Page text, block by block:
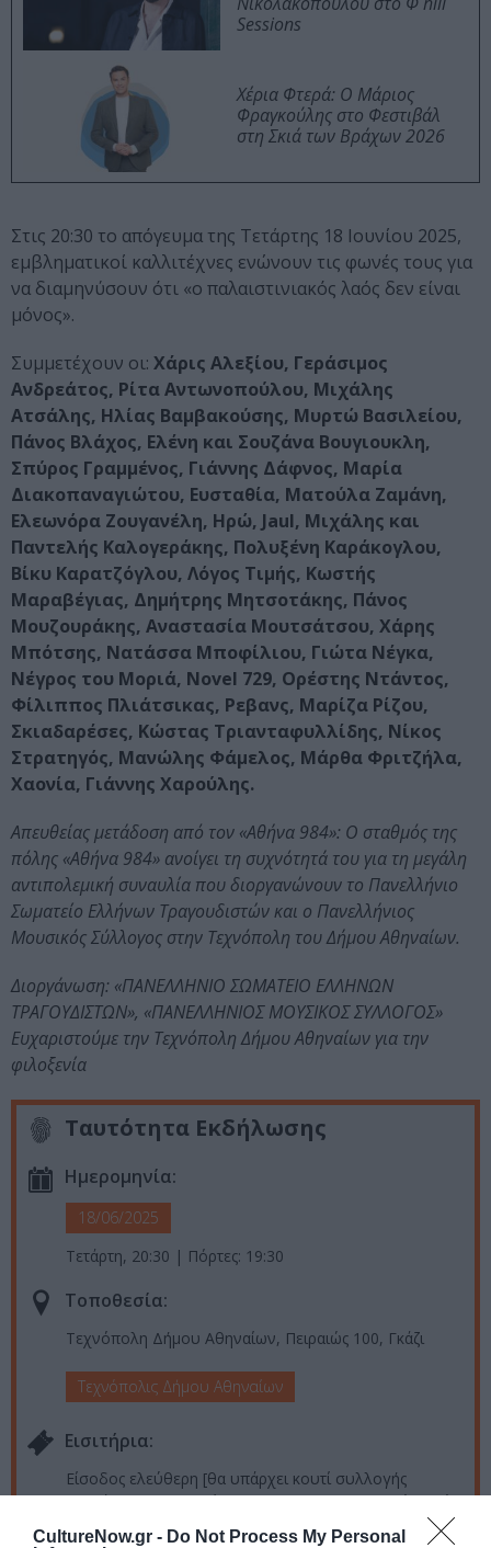
CultureNow.gr - Do Not Process My Personal
Sessions
Χέρια Φτερά: Ο Μάριος
Φραγκούλης στο Φεστιβάλ
στη Σκιά των Βράχων 2026
Στις 20:30 το απόγευμα της Τετάρτης 18 Ιουνίου 2025,
εμβληματικοί καλλιτέχνες ενώνουν τις φωνές τους για
να διαμηνύσουν ότι «ο παλαιστινιακός λαός δεν είναι
μόνος».
Συμμετέχουν οι: Χάρις Αλεξίου, Γεράσιμος
Ανδρεάτος, Ρίτα Αντωνοπούλου, Μιχάλης
Ατσάλης, Ηλίας Βαμβακούσης, Μυρτώ Βασιλείου,
Πάνος Βλάχος, Ελένη και Σουζάνα Βουγιουκλη,
Σπύρος Γραμμένος, Γιάννης Δάφνος, Μαρία
Διακοπαναγιώτου, Ευσταθία, Ματούλα Ζαμάνη,
Ελεωνόρα Ζουγανέλη, Ηρώ, Jaul, Μιχάλης και
Παντελής Καλογεράκης, Πολυξένη Καράκογλου,
Βίκυ Καρατζόγλου, Λόγος Τιμής, Κωστής
Μαραβέγιας, Δημήτρης Μητσοτάκης, Πάνος
Μουζουράκης, Αναστασία Μουτσάτσου, Χάρης
Μπότσης, Νατάσσα Μποφίλιου, Γιώτα Νέγκα,
Νέγρος του Μοριά, Novel 729, Ορέστης Ντάντος,
Φίλιππος Πλιάτσικας, Ρεβανς, Μαρίζα Ρίζου,
Σκιαδαρέσες, Κώστας Τριανταφυλλίδης, Νίκος
Στρατηγός, Μανώλης Φάμελος, Μάρθα Φριτζήλα,
Χαονία, Γιάννης Χαρούλης.
Απευθείας μετάδοση από τον «Αθήνα 984»: Ο σταθμός της
πόλης «Αθήνα 984» ανοίγει τη συχνότητά του για τη μεγάλη
αντιπολεμική συναυλία που διοργανώνουν το Πανελλήνιο
Σωματείο Ελλήνων Τραγουδιστών και ο Πανελλήνιος
Μουσικός Σύλλογος στην Τεχνόπολη του Δήμου Αθηναίων.
Διοργάνωση: «ΠΑΝΕΛΛΗΝΙΟ ΣΩΜΑΤΕΙΟ ΕΛΛΗΝΩΝ
ΤΡΑΓΟΥΔΙΣΤΩΝ», «ΠΑΝΕΛΛΗΝΙΟΣ ΜΟΥΣΙΚΟΣ ΣΥΛΛΟΓΟΣ»
Ευχαριστούμε την Τεχνόπολη Δήμου Αθηναίων για την
φιλοξενία
Ταυτότητα Εκδήλωσης
Ημερομηνία:
18/06/2025
Τετάρτη, 20:30 | Πόρτες: 19:30
Τοποθεσία:
Τεχνόπολη Δήμου Αθηναίων, Πειραιώς 100, Γκάζι
Τεχνόπολις Δήμου Αθηναίων
Eισιτήρια:
Είσοδος ελεύθερη [θα υπάρχει κουτί συλλογής
χρημάτων για την ενίσχυση του παλαιστινιακού λαού]